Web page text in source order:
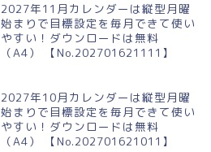
2027年11月カレンダーは縦型月曜
始まりで目標設定を毎月できて使い
やすい！ダウンロードは無料
（A4） 【No.202701621111】
2027年10月カレンダーは縦型月曜
始まりで目標設定を毎月できて使い
やすい！ダウンロードは無料
（A4） 【No.202701621011】